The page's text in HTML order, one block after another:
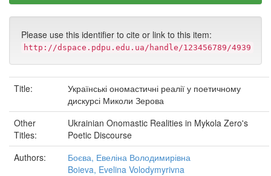
Please use this identifier to cite or link to this item:
http://dspace.pdpu.edu.ua/handle/123456789/4939
Title:
Українські ономастичні реалії у поетичному
дискурсі Миколи Зерова
Other
Titles:
Ukrainian Onomastic Realities in Mykola Zero's
Poetic Discourse
Authors:
Боєва, Евеліна Володимирівна
Boieva, Evelina Volodymyrivna